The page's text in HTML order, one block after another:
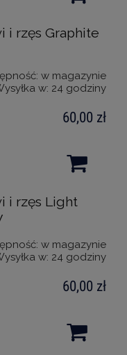
i rzęs Graphite
w magazynie
w: 24 godziny
60,00 zł
i rzęs Light
w magazynie
w: 24 godziny
60,00 zł